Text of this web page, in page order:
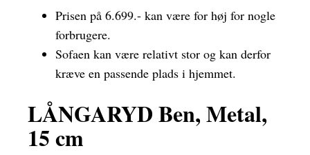
Prisen på 6.699.- kan være for høj for nogle
forbrugere.
Sofaen kan være relativt stor og kan derfor
kræve en passende plads i hjemmet.
LÅNGARYD Ben, Metal,
15 cm